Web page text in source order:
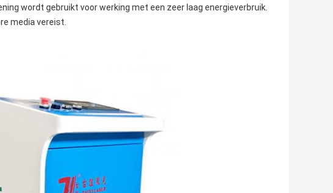
wordt gebruikt voor werking met een zeer laag energieverbruik.
media vereist.